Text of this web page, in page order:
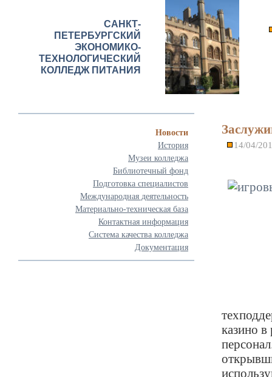
САНКТ-
ПЕТЕРБУРГСКИЙ
ЭКОНОМИКО-
ТЕХНОЛОГИЧЕСКИЙ
КОЛЛЕДЖ ПИТАНИЯ
Новости
История
Музеи колледжа
Библиотечный фонд
Подготовка специалистов
Международная деятельность
Материально-техническая база
Контактная информация
Система качества колледжа
Документация
14/04/
казино